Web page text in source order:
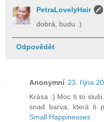
PetraLovelyHair
dobrá, budu :)
Odpovědět
Anonymní 23. října
Krása :) Moc ti to
snad barva, která ti
Small Happinesses